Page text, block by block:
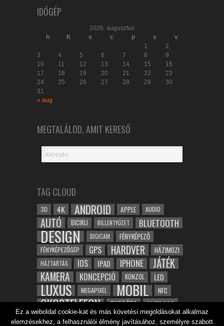
IDŐGÉP
2026. augusztus
h
K s c p s
v
1
2
3
4 5 6 7 8
9
10
11 12 13 14 15
16
17
18 19 20 21 22
23
24
25 26 27 28 29
30
31
« aug
MEGTALÁLOD, AMIT KERESŐ
TAG CLOUD
3D 4K ANDROID APPLE AUDIO
AUTÓ BICIKLI BILLENTYŰZET BLUETOOTH
DESIGN DIGICAM FÉNYKÉPEZŐ
FÉNYKÉPEZŐGÉP GPS HARDVER HÁZIMOZI
HÁZTARTÁS IOS IPAD IPHONE JÁTÉK
KAMERA KONCEPCIÓ KONZOL LED
LUXUS MEGAPIXEL MOBIL NFC
OKOSTELEFON OKOSÓRA OUTDOOR
ROBOT SAMSUNG SPORT TABLET
Ez a weboldal cookie-kat és más követési megoldásokat alkalmaz
elemzésekhez, a felhasználói élmény javításához, személyre szabott